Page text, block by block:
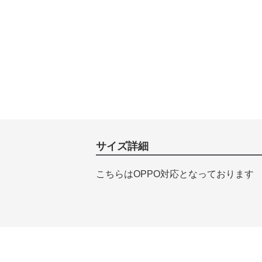
サイズ詳細
こちらはOPPO対応となっております